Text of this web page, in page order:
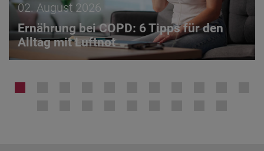
02. August 2026
Ernährung bei COPD: 6 Tipps für den
Alltag mit Luftnot